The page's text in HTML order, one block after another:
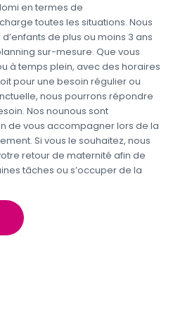
en termes de
toutes les situations. Nous
de plus ou moins 3 ans
sur-mesure. Que vous
à temps plein, avec des horaires
pour une besoin régulier ou
nous pourrons répondre
Nos nounous sont
de vous accompagner lors de la
Si vous le souhaitez, nous
retour de maternité afin de
tâches ou s’occuper de la